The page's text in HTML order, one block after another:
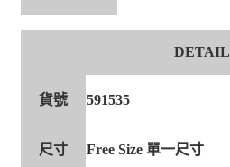
DETAIL
貨號 591535
尺寸 Free Size 單一尺寸